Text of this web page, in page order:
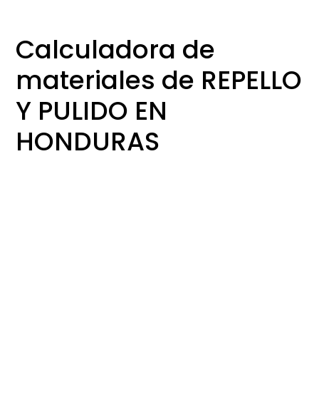
Calculadora de
materiales de REPELLO
Y PULIDO EN
HONDURAS